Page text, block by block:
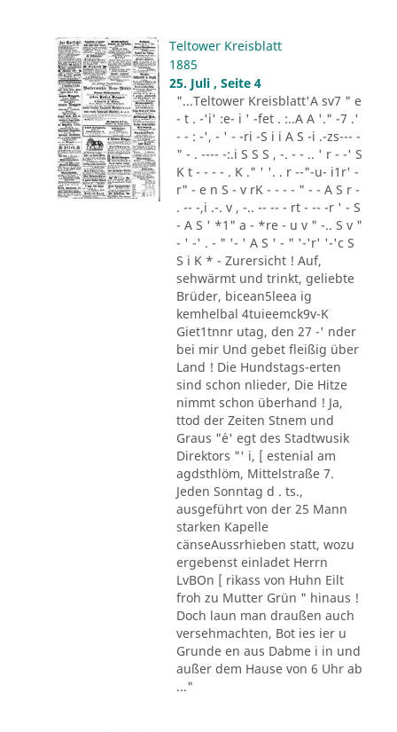
Teltower Kreisblatt
1885
25. Juli , Seite 4
"...Teltower Kreisblatt'A sv7 " e
- t . -'i' :e- i ' -fet . :..A A '." -7 .'
- - : -', - ' - -ri -S i i A S -i .-zs--- -
" - . ---- -:.i S S S , -. - - .. ' r - -' S
K t - - - - . K ." ' '. . r --"-u- i1r' -
r" - e n S - v rK - - - - " - - A S r -
. -- -,i .-. v , -.. -- -- - rt - -- -r ' - S
- A S ' *1" a - *re - u v " -.. S v "
- ' -' . - " '- ' A S ' - " '-'r' '-'c S
S i K * - Zurersicht ! Auf,
sehwärmt und trinkt, geliebte
Brüder, bicean5leea ig
kemhelbal 4tuieemck9v-K
Giet1tnnr utag, den 27 -' nder
bei mir Und gebet fleißig über
Land ! Die Hundstags-erten
sind schon nlieder, Die Hitze
nimmt schon überhand ! Ja,
ttod der Zeiten Stnem und
Graus "´e' egt des Stadtwusik
Direktors "' i, [ estenial am
agdsthlöm, Mittelstraße 7.
Jeden Sonntag d . ts.,
ausgeführt von der 25 Mann
starken Kapelle
cänseAussrhieben statt, wozu
ergebenst einladet Herrn
LvBOn [ rikass von Huhn Eilt
froh zu Mutter Grün " hinaus !
Doch laun man draußen auch
versehmachten, Bot ies ier u
Grunde en aus Dabme i in und
außer dem Hause von 6 Uhr ab
..."